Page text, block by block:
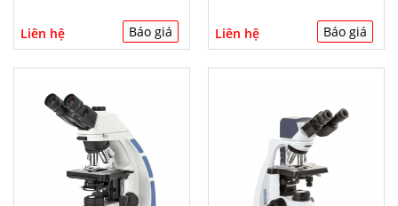
Liên hệ Báo giá Liên hệ Báo giá